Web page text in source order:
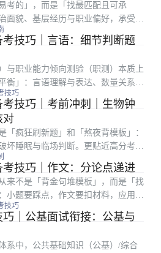
考的」，而是「找最匹配且可承
面貌、基层经历与职业偏好，承受竞
度。很多考生只看招录人数或粗看竞
期、最低服务年限、是否需要加试专
技巧｜言语：细节判断题
与职业能力倾向测验（职测）本质上
衡」：言语理解与表达、数量关系、
判断五大板块，任何一块失控都会拖
笔全真模考里分数起伏很大，根因往
技巧
技巧｜考前冲刺｜生物钟
对
「疯狂刷新题」和「熬夜背模板」：
坏睡眠与临场判断。更贴近高分考生
」：把已经会的内容练到不假思索，
。碎片时间只做巩固，主块再开新专
技巧｜作文：分论点递进
来不是「背金句堆模板」，而是「找
小题要踩点，作文要扣材料，应用文
考生时间有限，更容易陷入「练了很
是要么通读材料浪费时间，要么要点
技巧
｜公基面试衔接：公基与
系中，公共基础知识（公基）/综合